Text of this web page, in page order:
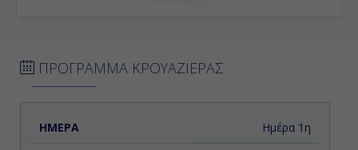
ΠΡΟΓΡΑΜΜΑ ΚΡΟΥΑΖΙΕΡΑΣ
ΗΜΕΡΑ ΑΝΑΧΩΡΗΣΗ
Ημέρα 1η